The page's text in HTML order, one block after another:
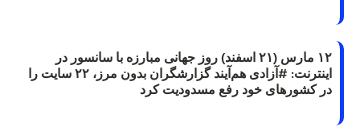
۱۲ مارس (۲۱ اسفند) روز جهانی مبارزه با سانسور در
اینترنت: #آزادی هم‌آیند گزارشگران‌ بدون مرز، ۲۲ سایت را
در کشورهای خود رفع مسدودیت کرد